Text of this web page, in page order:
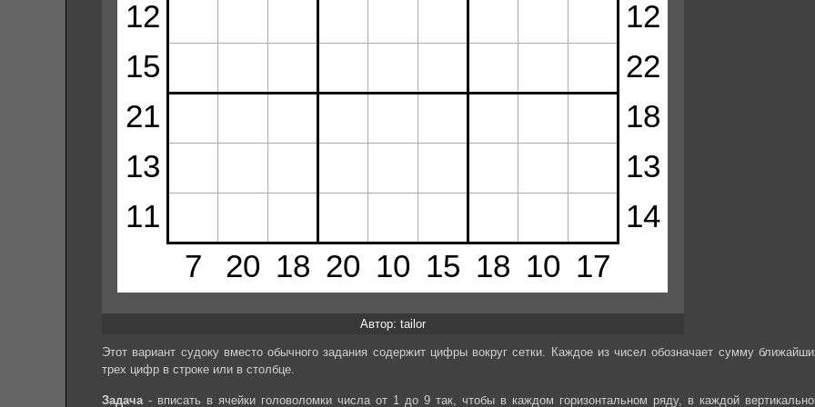
Автор: tailor
Этот вариант судоку вместо обычного задания содержит цифры вокруг сетки. Каждое из чисел обозначает сумму
трех цифр в строке или в столбце.
Задача- вписать в ячейки головоломки числа от 1 до 9 так, чтобы в каждом горизонтальном ряду, в каждой